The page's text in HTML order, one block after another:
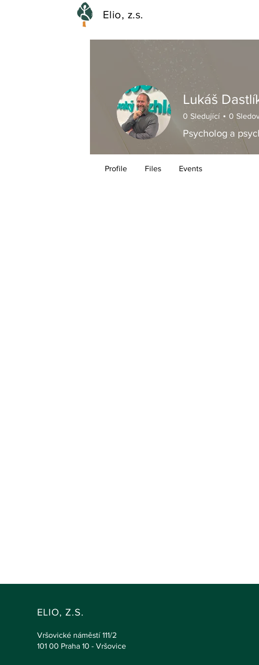
Elio, z.s.
Lukáš
0 Sledující 0
Psycholog a
Profile Files Events
ELIO, Z.S.
Vršovické náměstí 111/2
101 00 Praha 10 - Vršovice